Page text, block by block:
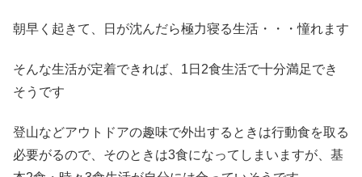
朝早く起きて、日が沈んだら極力寝る生活・・・憧れます
そんな生活が定着できれば、1日2食生活で十分満足でき
そうです
登山などアウトドアの趣味で外出するときは行動食を取る
必要がるので、そのときは3食になってしまいますが、基